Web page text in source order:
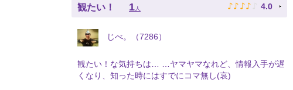
観たい！ 1 人 ♪ ♪ ♪ ♪ ♪ 4.0
じべ。（7286）
観たい！な気持ちは… …ヤマヤマなれど、情報入手が遅
くなり、知った時にはすでにコマ無し(哀)